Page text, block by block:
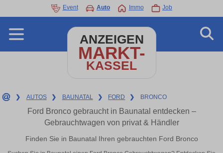
Event Auto Immo Job
ANZEIGEN
MARKT-
KASSEL
❯ AUTOS ❯ BAUNATAL ❯ FORD ❯ BRONCO
Ford Bronco gebraucht in Baunatal entdecken –
Gebrauchtwagen von privat & Händler
Finden Sie in Baunatal Ihren gebrauchten Ford Bronco